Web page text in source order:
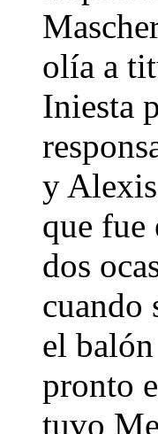
olía a
Iniesta
y
que fue
dos
cuando
el
pronto
tuvo